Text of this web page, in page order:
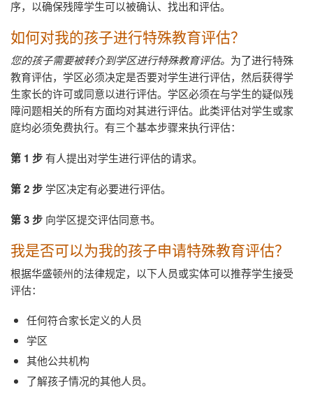
序，以确保残障学生可以被确认、找出和评估。
如何对我的孩子进行特殊教育评估？
您的孩子需要被转介到学区进行特殊教育评估。 为了进行特殊
教育评估，学区必须决定是否要对学生进行评估，然后获得学
生家长的许可或同意以进行评估。学区必须在与学生的疑似残
障问题相关的所有方面均对其进行评估。此类评估对学生或家
庭均必须免费执行。有三个基本步骤来执行评估：
第 1 步有人提出对学生进行评估的请求。
第2 步 学区决定有必要进行评估。
第3 步 向学区提交评估同意书。
我是否可以为我的孩子申请特殊教育评估？
根据华盛顿州的法律规定，以下人员或实体可以推荐学生接受
评估：
任何符合家长定义的人员
学区
其他公共机构
了解孩子情况的其他人员。